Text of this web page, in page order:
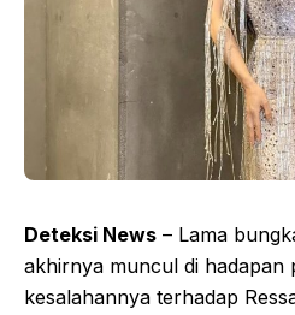
Deteksi News – Lama
akhirnya muncul di hadapan
kesalahannya terhadap